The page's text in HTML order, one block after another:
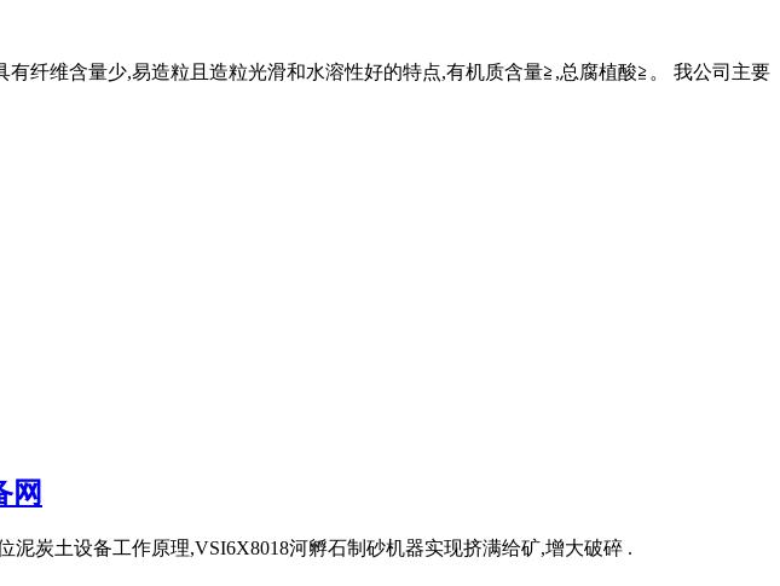
纤维含量少,易造粒且造粒光滑和水溶性好的特点,有机质含量≧,总腐植酸≧。 我公司主要
网
炭土设备工作原理,VSI6X8018河孵石制砂机器实现挤满给矿,增大破碎 .